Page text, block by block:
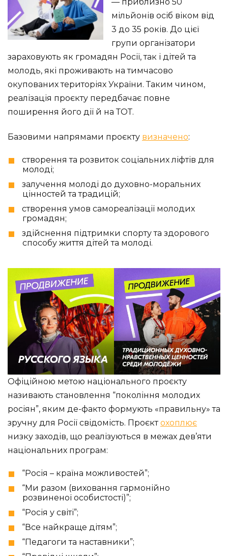
— приблизно 50
мільйонів осіб віком від
3 до 35 років. До цієї
групи організатори
зараховують як громадян Росії, так і дітей та
молодь, які проживають на тимчасово
окупованих територіях України. Таким чином,
реалізація проєкту передбачає повне
поширення його дії й на ТОТ.
Базовими напрямами проєкту визначено:
створення та розвиток соціальних ліфтів для
молоді;
залучення молоді до духовно-моральних
цінностей та традицій;
створення умов самореалізації молодих
громадян;
здійснення підтримки спорту та здорового
способу життя дітей та молоді.
Офіційною метою національного проєкту
називають становлення “покоління молодих
росіян”, яким де-факто формують «правильну» та
зручну для Росії свідомість. Проєктохоплює
низку заходів, що реалізуються в межах дев’яти
національних програм:
“Росія – країна можливостей”;
“Ми разом (виховання гармонійно
розвиненої особистості)”;
“Росія у світі”;
“Все найкраще дітям”;
“Педагоги та наставники”;